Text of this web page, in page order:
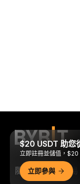
隨時隨地進行交易
$20 USDT 助您
立即註冊並儲值，$20
立即參與